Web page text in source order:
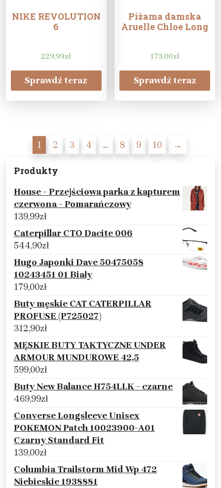
NIKE REVOLUTION
6
229,99zł
Sprawdź teraz
Piżama damska
Aruelle Chloe Long
173,00zł
Sprawdź teraz
1 2 3 4 … 8 9 10 →
Produkty
House - Przejściowa parka z kapturem
czerwona - Pomarańczowy
139,99zł
Caterpillar CTO Dacite 006
544,90zł
Hugo Japonki Dave 50475058
10243451 01 Biały
179,00zł
Buty męskie CAT CATERPILLAR
PROFUSE (P725027)
312,90zł
MĘSKIE BUTY TAKTYCZNE UNDER
ARMOUR MUNDUROWE 42,5
599,00zł
Buty New Balance H754LLK - czarne
469,99zł
Converse Longsleeve Unisex
POKEMON Patch 10023900-A01
Czarny Standard Fit
139,00zł
Columbia Trailstorm Mid Wp 472
Niebieskie 1938881